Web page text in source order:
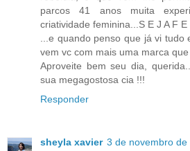
parcos 41 anos muita
criatividade feminina...S E J A F E
...e quando penso que já vi
vem vc com mais uma marca que
Aproveite bem seu dia,
sua megagostosa cia !!!
Responder
sheyla xavier 3 de novembro de